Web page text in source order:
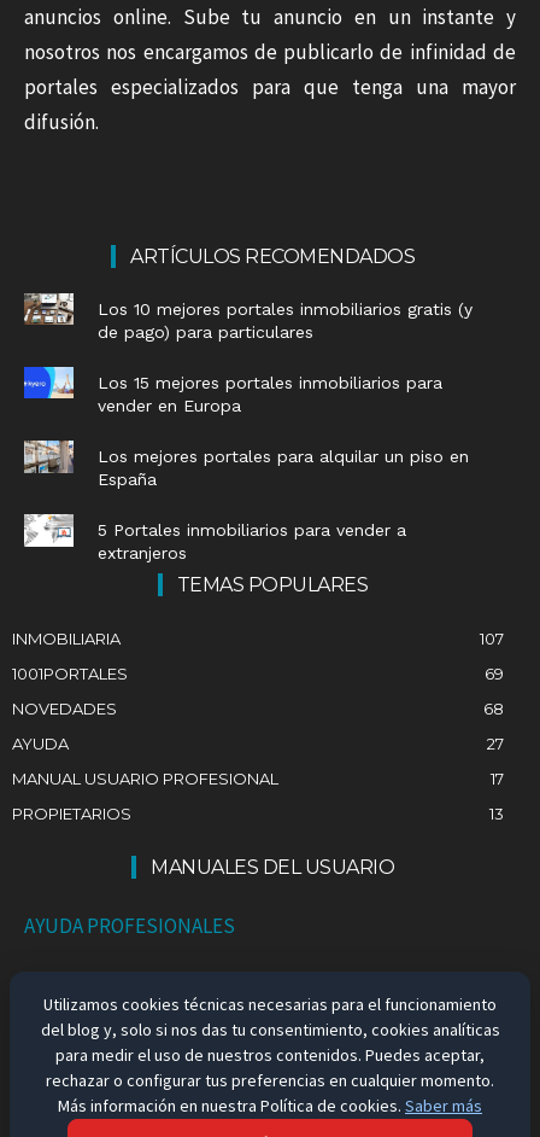
anuncios online. Sube tu anuncio en un instante y
nosotros nos encargamos de publicarlo de infinidad de
portales especializados para que tenga una mayor
difusión.
ARTÍCULOS RECOMENDADOS
Los 10 mejores portales inmobiliarios gratis (y
de pago) para particulares
Los 15 mejores portales inmobiliarios para
vender en Europa
Los mejores portales para alquilar un piso en
España
5 Portales inmobiliarios para vender a
extranjeros
TEMAS POPULARES
INMOBILIARIA
107
1001PORTALES
69
NOVEDADES
68
AYUDA
27
MANUAL USUARIO PROFESIONAL
17
PROPIETARIOS
13
MANUALES DEL USUARIO
AYUDA PROFESIONALES
EMPLEO EN ESPAÑA
Utilizamos cookies técnicas necesarias para el funcionamiento
del blog y, solo si nos das tu consentimiento, cookies analíticas
para medir el uso de nuestros contenidos. Puedes aceptar,
rechazar o configurar tus preferencias en cualquier momento.
Más información en nuestra Política de cookies. Saber más